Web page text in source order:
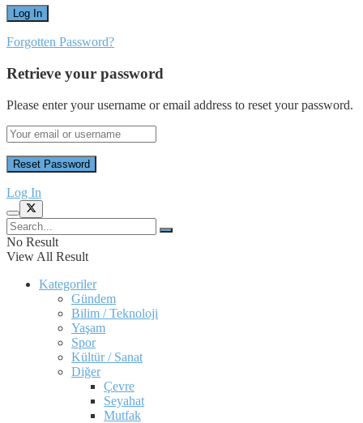
Forgotten Password?
Retrieve your password
Please enter your username or email address to reset your password.
Log In
No Result
View All Result
Kategoriler
Gündem
Bilim / Teknoloji
Yaşam
Spor
Kültür / Sanat
Diğer
Çevre
Seyahat
Mutfak